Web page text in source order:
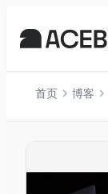
首页 博客